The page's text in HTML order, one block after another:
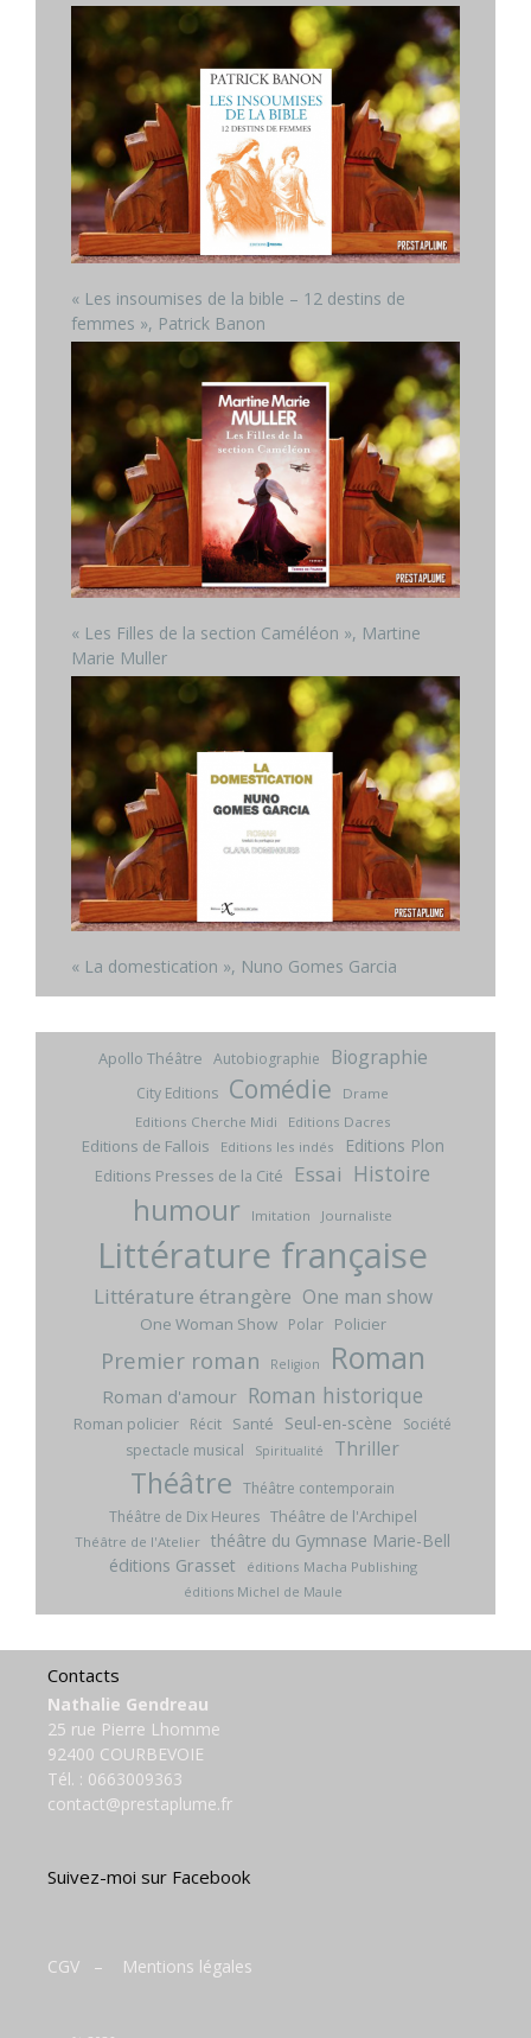
« Les insoumises de la bible – 12 destins de
femmes », Patrick Banon
« Les Filles de la section Caméléon », Martine
Marie Muller
« La domestication », Nuno Gomes Garcia
Apollo Théâtre Autobiographie Biographie
City Editions Comédie
Drame
Editions Cherche Midi
Editions Dacres
Editions de Fallois Editions les indés Editions Plon
Editions Presses de la Cité Essai Histoire
humour Imitation Journaliste
Littérature française
Littérature étrangère One man show
One Woman Show Polar Policier
Premier roman Religion Roman
Roman d'amour Roman historique
Roman policier Récit Santé Seul-en-scène
Société
spectacle musical
Spiritualité Thriller
Théâtre Théâtre contemporain
Théâtre de Dix Heures Théâtre de l'Archipel
Théâtre de l'Atelier théâtre du Gymnase Marie-Bell
éditions Grasset
éditions Macha Publishing
éditions Michel de Maule
Contacts
Nathalie Gendreau
25 rue Pierre Lhomme
92400 COURBEVOIE
Tél. : 0663009363
contact@prestaplume.fr
Suivez-moi sur Facebook
CGV – Mentions légales